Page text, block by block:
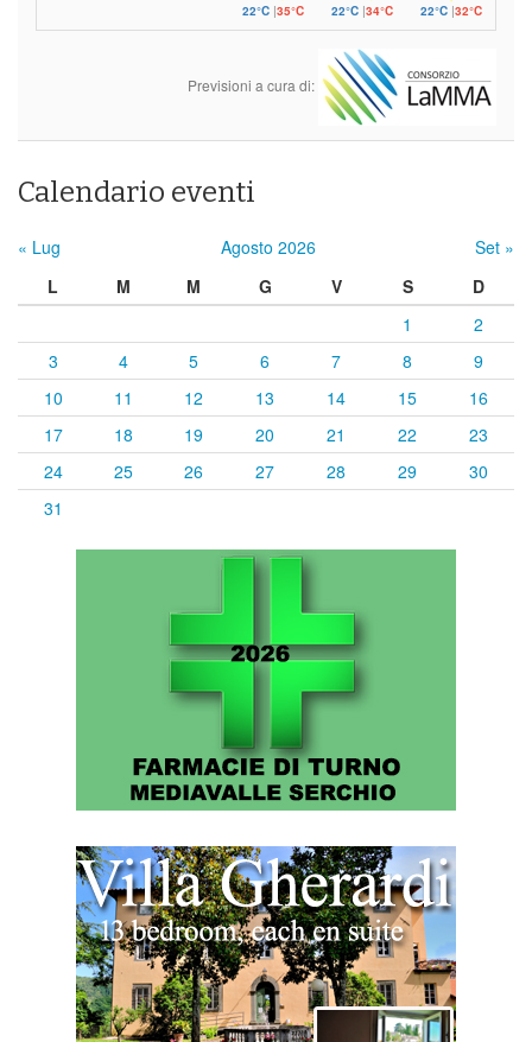
22°C|35°C 22°C|34°C 22°C |32°C
Previsioni a cura di:
Calendario eventi
« Lug Agosto 2026
Set »
L
M M G V S
D
1
2
3
4 5 6 7 8
9
10
11 12 13 14 15
16
17
18 19 20 21 22
23
24
25 26 27 28 29
30
31